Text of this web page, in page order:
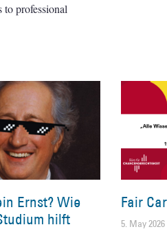
to professional
Ernst? Wie
hilft
Fair
5. May 2026